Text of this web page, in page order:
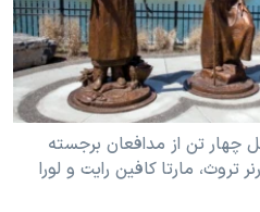
چهار تن از مدافعان برجسته
مارتا کافین رایت و لورا